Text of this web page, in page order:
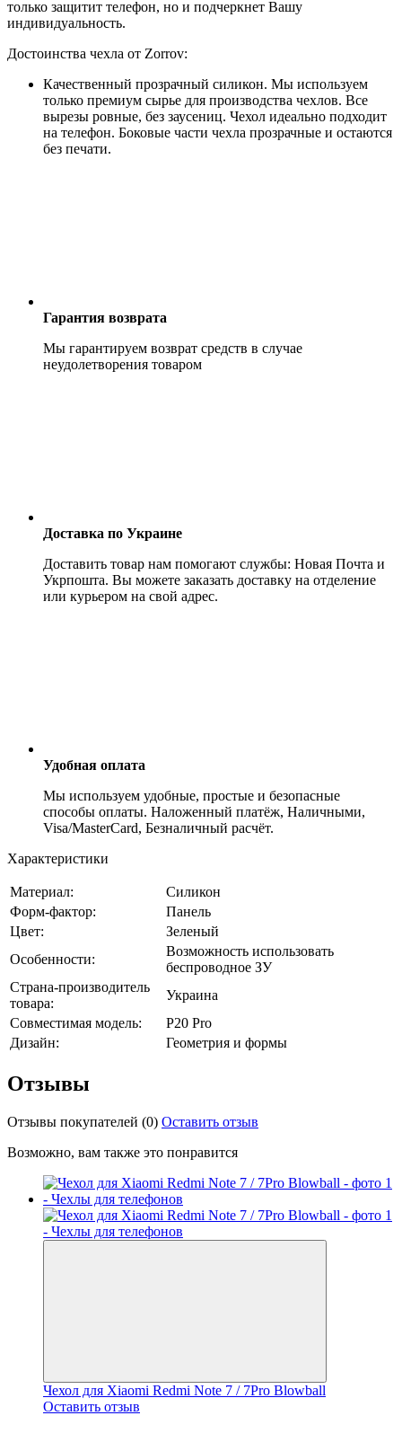
только защитит телефон, но и подчеркнет Вашу
индивидуальность.
Достоинства чехла от Zorrov:
Качественный прозрачный силикон. Мы используем
только премиум сырье для производства чехлов. Все
вырезы ровные, без заусениц. Чехол идеально подходит
на телефон. Боковые части чехла прозрачные и остаются
без печати.
Гарантия возврата
Мы гарантируем возврат средств в случае
неудолетворения товаром
Доставка по Украине
Доставить товар нам помогают службы: Новая Почта и
Укрпошта. Вы можете заказать доставку на отделение
или курьером на свой адрес.
Удобная оплата
Мы используем удобные, простые и безопасные
способы оплаты. Наложенный платёж, Наличными,
Visa/MasterCard, Безналичный расчёт.
Характеристики
Материал:
Силикон
Форм-фактор:
Панель
Цвет:
Зеленый
Особенности:
Возможность использовать
беспроводное ЗУ
Страна-производитель
товара:
Украина
Совместимая модель:
P20 Pro
Дизайн:
Геометрия и формы
Отзывы
Отзывы покупателей (0) Оставить отзыв
Возможно, вам также это понравится
Чехол для Xiaomi Redmi Note 7 / 7Pro Blowball
Оставить отзыв